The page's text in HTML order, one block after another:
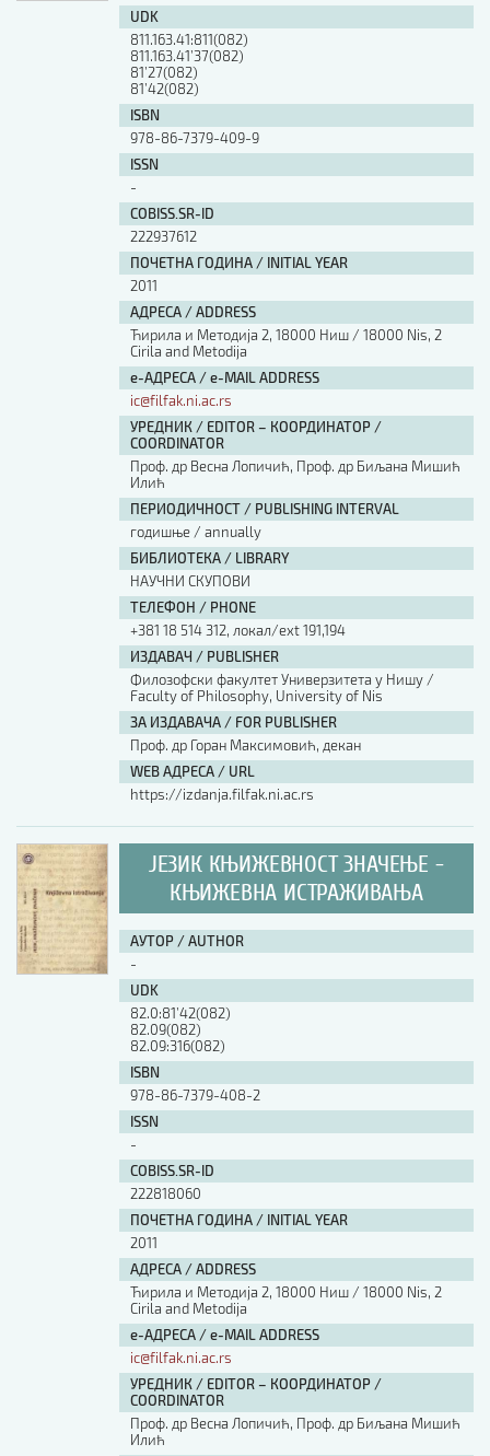
UDK
811.163.41:811(082)
811.163.41’37(082)
81’27(082)
81’42(082)
ISBN
978-86-7379-409-9
ISSN
-
COBISS.SR-ID
222937612
ПОЧЕТНА ГОДИНА / INITIAL YEAR
2011
АДРЕСА / ADDRESS
Ћирила и Методија 2, 18000 Ниш / 18000 Nis, 2
Cirila and Metodija
е-АДРЕСА / e-MAIL ADDRESS
ic@filfak.ni.ac.rs
УРЕДНИК / EDITOR – КООРДИНАТОР /
COORDINATOR
Проф. др Весна Лопичић, Проф. др Биљана Мишић
Илић
ПЕРИОДИЧНОСТ / PUBLISHING INTERVAL
годишње / annually
БИБЛИОТЕКА / LIBRARY
НАУЧНИ СКУПОВИ
ТЕЛЕФОН / PHONE
+381 18 514 312, локал/ext 191,194
ИЗДАВАЧ / PUBLISHER
Филозофски факултет Универзитета у Нишу /
Faculty of Philosophy, University of Nis
ЗА ИЗДАВАЧА / FOR PUBLISHER
Проф. др Горан Максимовић, декан
WEB АДРЕСА / URL
https://izdanja.filfak.ni.ac.rs
ЈЕЗИК КЊИЖЕВНОСТ ЗНАЧЕЊЕ -
КЊИЖЕВНА ИСТРАЖИВАЊА
АУТОР / AUTHOR
-
UDK
82.0:81’42(082)
82.09(082)
82.09:316(082)
ISBN
978-86-7379-408-2
ISSN
-
COBISS.SR-ID
222818060
ПОЧЕТНА ГОДИНА / INITIAL YEAR
2011
АДРЕСА / ADDRESS
Ћирила и Методија 2, 18000 Ниш / 18000 Nis, 2
Cirila and Metodija
е-АДРЕСА / e-MAIL ADDRESS
ic@filfak.ni.ac.rs
УРЕДНИК / EDITOR – КООРДИНАТОР /
COORDINATOR
Проф. др Весна Лопичић, Проф. др Биљана Мишић
Илић